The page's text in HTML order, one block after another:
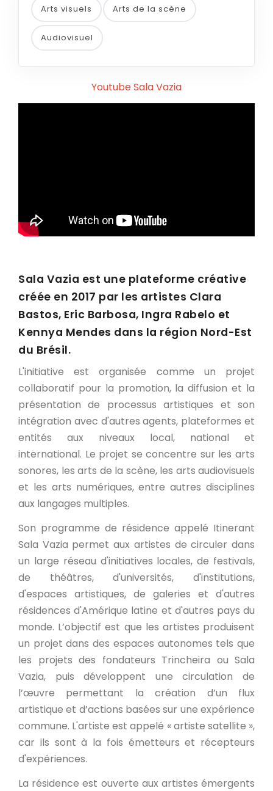
Arts visuels Arts de la scène
Audiovisuel
Youtube Sala Vazia
Sala Vazia est une plateforme créative
créée en 2017 par les artistes Clara
Bastos, Eric Barbosa, Ingra Rabelo et
Kennya Mendes dans la région Nord-Est
du Brésil.
L'initiative est organisée comme un projet
collaboratif pour la promotion, la diffusion et la
présentation de processus artistiques et son
intégration avec d'autres agents, plateformes et
entités aux niveaux local, national et
international. Le projet se concentre sur les arts
sonores, les arts de la scène, les arts audiovisuels
et les arts numériques, entre autres disciplines
aux langages multiples.
Son programme de résidence appelé Itinerant
Sala Vazia permet aux artistes de circuler dans
un large réseau d'initiatives locales, de festivals,
de théâtres, d'universités, d'institutions,
d'espaces artistiques, de galeries et d'autres
résidences d'Amérique latine et d'autres pays du
monde. L’objectif est que les artistes produisent
un projet dans des espaces autonomes tels que
les projets des fondateurs Trincheira ou Sala
Vazia, puis développent une circulation de
l’œuvre permettant la création d’un flux
artistique et d’actions basées sur une expérience
commune. L'artiste est appelé « artiste satellite »,
car ils sont à la fois émetteurs et récepteurs
d'expériences.
La résidence est ouverte aux artistes émergents